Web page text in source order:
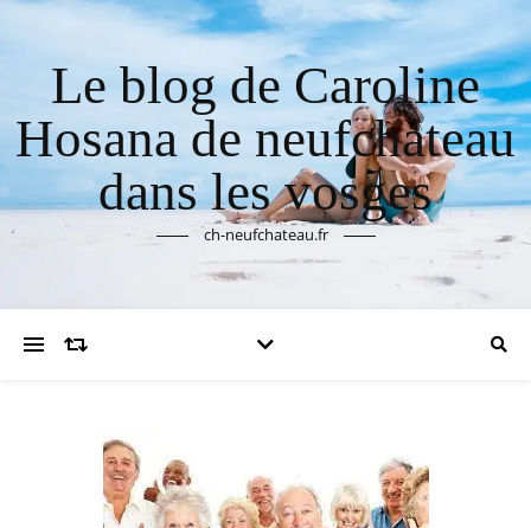
Le blog de Caroline
Hosana de neufchateau
dans les vosges
ch-neufchateau.fr